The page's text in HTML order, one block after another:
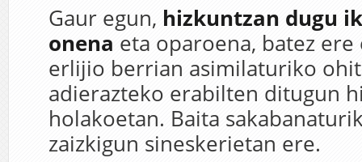
Gaur egun, hizkuntzan dugu
onena eta oparoena, batez ere
erlijio berrian asimilaturiko
adierazteko erabilten ditugun
holakoetan. Baita
zaizkigun sineskerietan ere.